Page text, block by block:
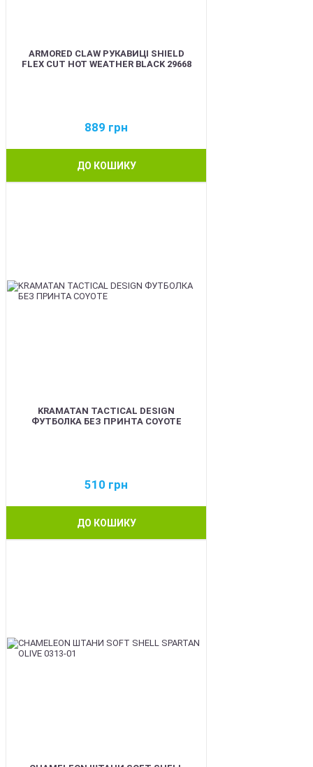
ARMORED CLAW РУКАВИЦІ SHIELD
FLEX CUT HOT WEATHER BLACK 29668
889 грн
ДО КОШИКУ
KRAMATAN TACTICAL DESIGN
ФУТБОЛКА БЕЗ ПРИНТА COYOTE
510 грн
ДО КОШИКУ